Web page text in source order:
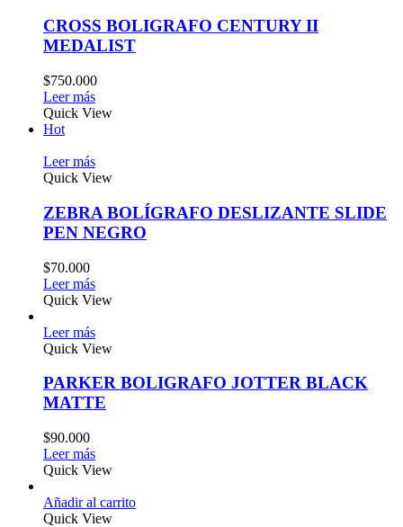
CROSS BOLIGRAFO CENTURY II
MEDALIST
$750.000
Leer más
Quick View
Hot
Leer más
Quick View
ZEBRA BOLÍGRAFO DESLIZANTE SLIDE
PEN NEGRO
$70.000
Leer más
Quick View
Leer más
Quick View
PARKER BOLIGRAFO JOTTER BLACK
MATTE
$90.000
Leer más
Quick View
Añadir al carrito
Quick View